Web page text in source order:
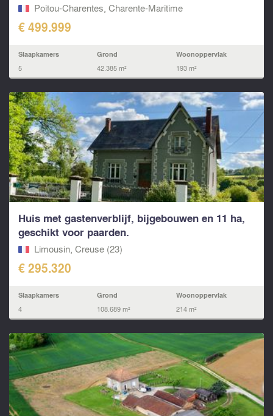
Poitou-Charentes, Charente-Maritime
€ 499.999
Slaapkamers
5
Grond
42.385 m²
Woonoppervlak
193 m²
Huis met gastenverblijf, bijgebouwen en 11 ha,
geschikt voor paarden.
Limousin, Creuse (23)
€ 295.320
Slaapkamers
4
Grond
108.689 m²
Woonoppervlak
214 m²